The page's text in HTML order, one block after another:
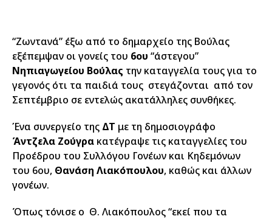
“Ζωντανά” έξω από το δημαρχείο της Βούλας
εξέπεμψαν οι γονείς του 6ου “άστεγου”
Νηπιαγωγείου Βούλας την καταγγελία τους για το
γεγονός ότι τα παιδιά τους στεγάζονται από τον
Σεπτέμβριο σε εντελώς ακατάλληλες συνθήκες.
Ένα συνεργείο της ΔΤ με τη δημοσιογράφο
Άντζελα Ζούγρα κατέγραψε τις καταγγελίες του
Προέδρου του Συλλόγου Γονέων και Κηδεμόνων
του 6ου, Θανάση Λιακόπουλου, καθώς και άλλων
γονέων.
Όπως τόνισε ο Θ. Λιακόπουλος “εκεί που τα